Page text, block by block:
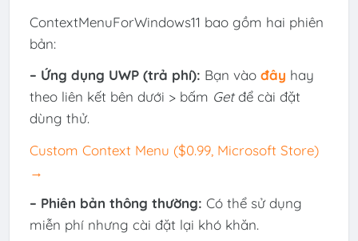
ContextMenuForWindows11 bao gồm hai phiên
bản:
– Ứng dụng UWP (trả phí): Bạn vào đây hay
theo liên kết bên dưới > bấm Getđể cài đặt
dùng thử.
Custom Context Menu ($0.99, Microsoft Store)
→
– Phiên bản thông thường: Có thể sử dụng
miễn phí nhưng cài đặt lại khó khăn.